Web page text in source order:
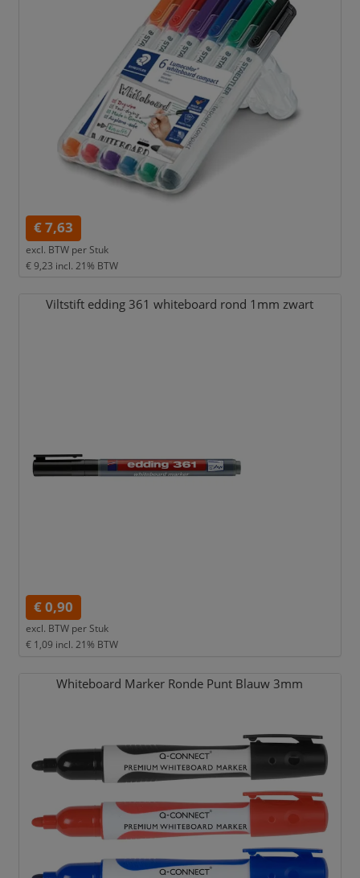
€ 7,63
excl. BTW per Stuk
€ 9,23 incl. 21% BTW
Viltstift edding 361 whiteboard rond 1mm zwart
€ 0,90
excl. BTW per Stuk
€ 1,09 incl. 21% BTW
Whiteboard Marker Ronde Punt Blauw 3mm